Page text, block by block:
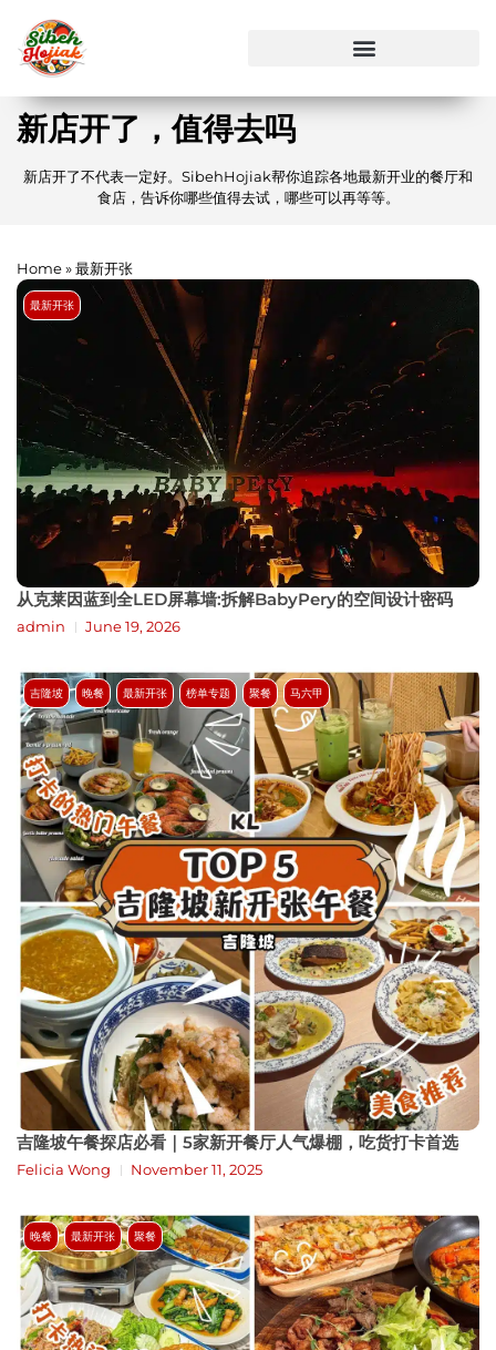
新店开了，值得去吗
新店开了不代表一定好。SibehHojiak帮你追踪各地最新开业的餐厅和
食店，告诉你哪些值得去试，哪些可以再等等。
Home»最新开张
从克莱因蓝到全LED屏幕墙:拆解BabyPery的空间设计密码
admin June 19, 2026
最新开张
吉隆坡午餐探店必看｜5家新开餐厅人气爆棚，吃货打卡首选
Felicia Wong November 11, 2025
吉隆坡 晚餐 最新开张 榜单专题 聚餐 马六甲
晚餐 最新开张 聚餐